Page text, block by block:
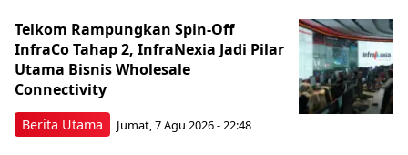
Berita Utama
Telkom Rampungkan Spin-Off
InfraCo Tahap 2, InfraNexia Jadi Pilar
Utama Bisnis Wholesale
Connectivity
Jumat, 7 Agu 2026 - 22:48